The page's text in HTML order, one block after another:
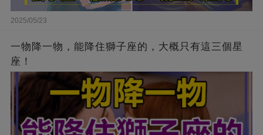
2025/05/23
一物降一物，能降住獅子座的，大概只有這三個星
座！